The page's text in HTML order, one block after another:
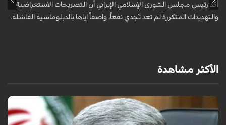
أكد رئيس مجلس الشورى الإسلامي الإيراني أن التصريحات الاستعراضية
والتهديدات المتكررة لم تعد تُجدي نفعاً، واصفاً إياها بالدبلوماسية الفاشلة.
الأكثر مشاهدة